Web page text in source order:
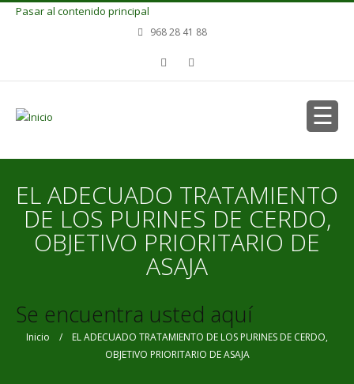
Pasar al contenido principal
968 28 41 88
EL ADECUADO TRATAMIENTO
DE LOS PURINES DE CERDO,
OBJETIVO PRIORITARIO DE
ASAJA
Se encuentra usted aquí
Inicio / EL ADECUADO TRATAMIENTO DE LOS PURINES DE CERDO,
OBJETIVO PRIORITARIO DE ASAJA